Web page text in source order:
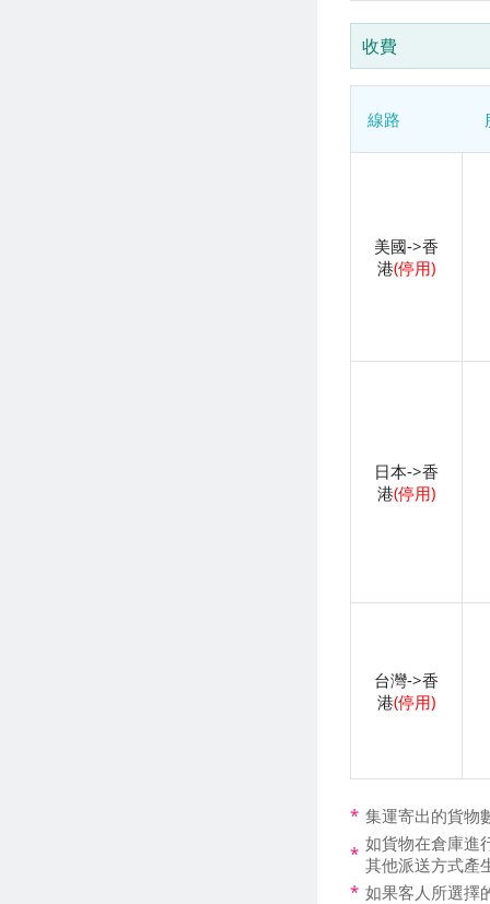
收費
線路
美國->香
港(停用)
日本->香
港(停用)
台灣->香
港(停用)
* 集運寄出的貨物
* 如貨物在倉庫進
其他派送方式產
* 如果客人所選擇